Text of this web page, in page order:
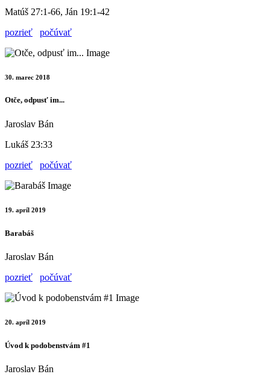
Matúš 27:1-66, Ján 19:1-42
pozrieť
počúvať
30. marec 2018
Otče, odpusť im...
Jaroslav Bán
Lukáš 23:33
pozrieť
počúvať
19. apríl 2019
Barabáš
Jaroslav Bán
pozrieť
počúvať
20. apríl 2019
Úvod k podobenstvám #1
Jaroslav Bán